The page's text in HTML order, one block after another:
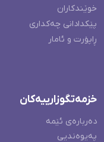
خوێندکاران
پێکدادانی چەکداری
ڕاپۆرت و ئامار
خزمەتگوزارییەکان
دەربارەی ئێمە
پەیوەندیی